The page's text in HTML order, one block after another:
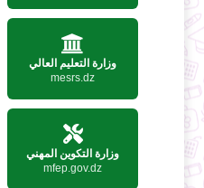
وزارة التعليم العالي
mesrs.dz
وزارة التكوين المهني
mfep.gov.dz